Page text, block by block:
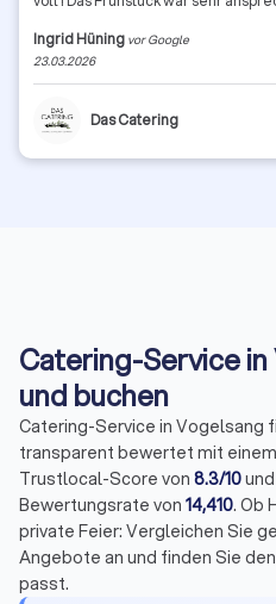
Fall wieder ! Eine klare Empfehlung
Super 👍
Ingrid Hüning vor Google
23.03.2026
Das Catering
Catering-Service
und buchen
Catering-Service in Vogelsang
transparent bewertet mit
Trustlocal-Score von 8.3/10
Bewertungsrate von 14,410. Ob
private Feier: Vergleichen Sie
Angebote an und finden Sie
passt.